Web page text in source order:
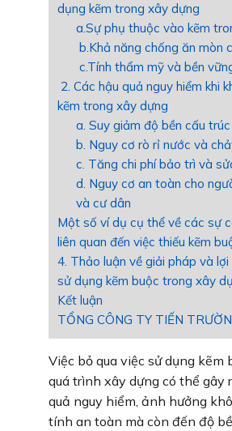
dụng kẽm trong xây dựng
a.Sự phụ thuộc vào kẽm
b.Khả năng chống ăn mòn
c.Tính thẩm mỹ và bền
2. Các hậu quả nguy hiểm khi
kẽm trong xây dựng
a. Suy giảm độ bền cấu trúc
b. Nguy cơ rò rỉ nước và
c. Tăng chi phí bảo trì và
d. Nguy cơ an toàn cho
và cư dân
Một số ví dụ cụ thể về các sự
liên quan đến việc thiếu kẽm
4. Thảo luận về giải pháp và lợi
sử dụng kẽm buộc trong xây
Kết luận
TỔNG CÔNG TY TIẾN
Việc bỏ qua việc sử dụng kẽm
quá trình xây dựng có thể gây
quả nguy hiểm, ảnh hưởng
tính an toàn mà còn đến độ